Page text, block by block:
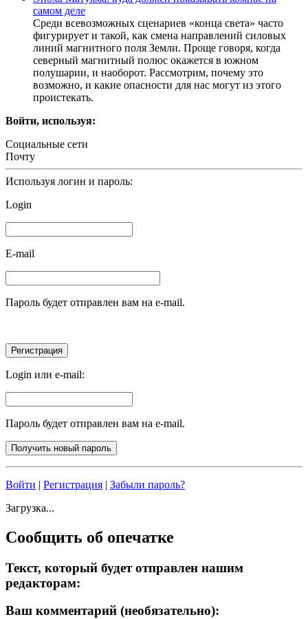
самом деле
Среди всевозможных сценариев «конца света» часто
фигурирует и такой, как смена направлений силовых
линий магнитного поля Земли. Проще говоря, когда
северный магнитный полюс окажется в южном
полушарии, и наоборот. Рассмотрим, почему это
возможно, и какие опасности для нас могут из этого
проистекать.
Войти, используя:
Социальные сети
Почту
Используя логин и пароль:
Login
E-mail
Пароль будет отправлен вам на e-mail.
Login или e-mail:
Пароль будет отправлен вам на e-mail.
Войти | Регистрация | Забыли пароль?
Загрузка...
Сообщить об опечатке
Текст, который будет отправлен нашим
редакторам:
Ваш комментарий (необязательно):